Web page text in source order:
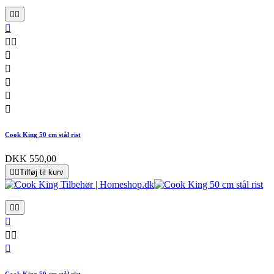
 

 





Cook King 50 cm stål rist
DKK 550,00
 Tilføj til kurv
 

 
